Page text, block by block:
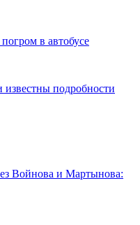
в автобусе
известны подробности
Войнова и Мартынова: